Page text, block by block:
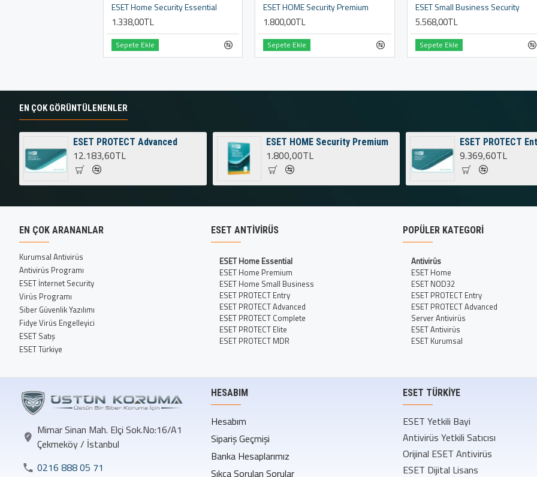
ESET Home Security Essential
1.338,00TL
Sepete Ekle
ESET HOME Security Premium
1.800,00TL
Sepete Ekle
ESET Small Business Security
5.568,00TL
Sepete Ekle
EN ÇOK GÖRÜNTÜLENENLER
ESET PROTECT Advanced
12.183,60TL
ESET HOME Security Premium
1.800,00TL
ESET PROTECT
9.369,60TL
EN ÇOK ARANANLAR
Kurumsal Antivirüs
Antivirüs Programı
ESET İnternet Security
Virüs Programı
Siber Güvenlik Yazılımı
Fidye Virüs Engelleyici
ESET Satış
ESET Türkiye
ESET ANTIVIRÜS
ESET Home Essential
ESET Home Premium
ESET Home Small Business
ESET PROTECT Entry
ESET PROTECT Advanced
ESET PROTECT Complete
ESET PROTECT Elite
ESET PROTECT MDR
POPÜLER KATEGORI
Antivirüs
ESET Home
ESET NOD32
ESET PROTECT Entry
ESET PROTECT Advanced
Server Antivirüs
ESET Antivirüs
ESET Kurumsal
Mimar Sinan Mah. Elçi Sok.No:16/A1
Çekmeköy / İstanbul
0216 888 05 71
HESABIM
Hesabım
Sipariş Geçmişi
Banka Hesaplarımız
Sıkça Sorulan Sorular
ESET TÜRKIYE
ESET Yetkili Bayi
Antivirüs Yetkili Satıcısı
Orijinal ESET Antivirüs
ESET Dijital Lisans